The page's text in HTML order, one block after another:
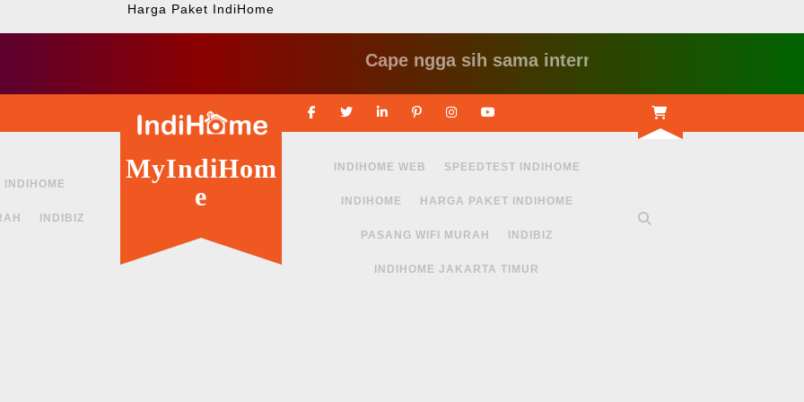
Harga Paket IndiHome
Cape ngga sih sama internet yang lambat gitu gitu aja
FacebookTwitter LinkedinPinterestInstagram
INDIHOME
INDIBIZ
MyIndiHom
e
INDIHOME WEB SPEEDTEST INDIHOME
INDIHOME HARGA PAKET INDIHOME
PASANG WIFI MURAH INDIBIZ
INDIHOME JAKARTA TIMUR